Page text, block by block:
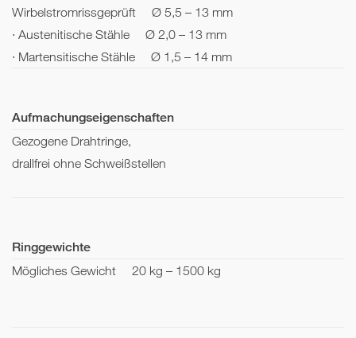
Wirbelstromrissgeprüft
Ø 5,5 – 13 mm
· Austenitische Stähle
Ø 2,0 – 13 mm
· Martensitische Stähle
Ø 1,5 – 14 mm
Aufmachungseigenschaften
Gezogene Drahtringe,
drallfrei ohne Schweißstellen
Ringgewichte
Mögliches Gewicht 20 kg – 1500 kg